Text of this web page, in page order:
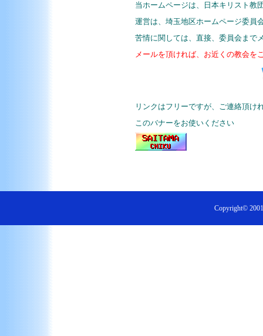
当ホームページは、日本キリスト
運営は、埼玉地区ホームページ委員
苦情に関しては、直接、委員会まで
メールを頂ければ、お近くの教会を
リンクはフリーですが、ご連絡頂け
このバナーをお使いください
Copyright©